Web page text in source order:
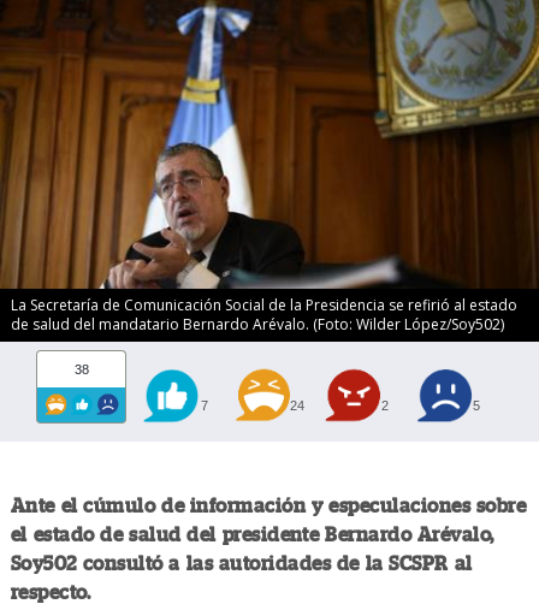
La Secretaría de Comunicación Social de la Presidencia se refirió al estado
de salud del mandatario Bernardo Arévalo. (Foto: Wilder López/Soy502)
38
7 24 2 5
Ante el cúmulo de información y especulaciones sobre
el estado de salud del presidente Bernardo Arévalo,
Soy502 consultó a las autoridades de la SCSPR al
respecto.